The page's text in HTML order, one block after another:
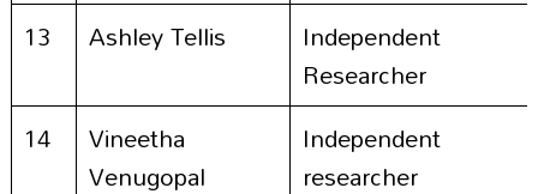
13
Ashley Tellis
Independent
Researcher
14
Vineetha
Venugopal
Independent
researcher